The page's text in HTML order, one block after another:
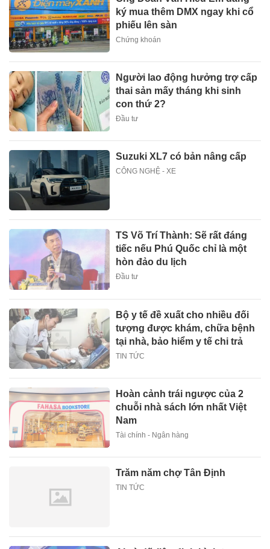
ký mua thêm DMX ngay khi cổ
phiếu lên sàn
Chứng khoán
Người lao động hưởng trợ cấp
thai sản mấy tháng khi sinh
con thứ 2?
Đầu tư
Suzuki XL7 có bản nâng cấp
CÔNG NGHỆ - XE
TS Võ Trí Thành: Sẽ rất đáng
tiếc nếu Phú Quốc chỉ là một
hòn đảo du lịch
Đầu tư
Bộ y tế đề xuất cho nhiều đối
tượng được khám, chữa bệnh
tại nhà, bảo hiểm y tế chi trả
TIN TỨC
Hoàn cảnh trái ngược của 2
chuỗi nhà sách lớn nhất Việt
Nam
Tài chính - Ngân hàng
Trăm năm chợ Tân Định
TIN TỨC